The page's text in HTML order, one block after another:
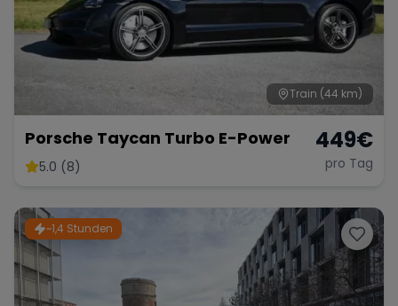
Train (44 km)
Porsche Taycan Turbo E-Power
5.0 (8)
449€
pro Tag
~1,4 Stunden